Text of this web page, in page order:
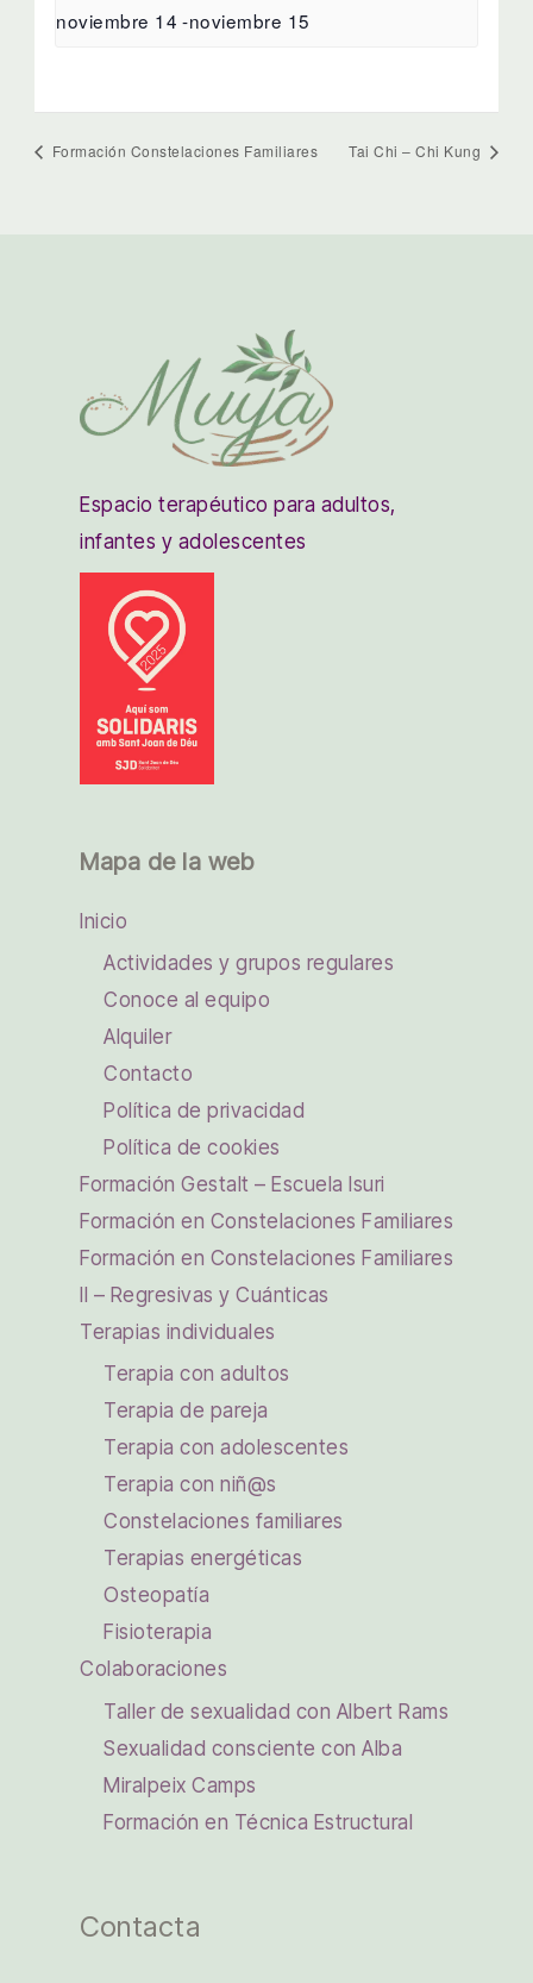
noviembre 14 -noviembre 15
Formación Constelaciones Familiares Tai Chi – Chi Kung
Espacio terapéutico para adultos,
infantes y adolescentes
Mapa de la web
Inicio
Actividades y grupos regulares
Conoce al equipo
Alquiler
Contacto
Política de privacidad
Política de cookies
Formación Gestalt – Escuela Isuri
Formación en Constelaciones Familiares
Formación en Constelaciones Familiares
II – Regresivas y Cuánticas
Terapias individuales
Terapia con adultos
Terapia de pareja
Terapia con adolescentes
Terapia con niñ@s
Constelaciones familiares
Terapias energéticas
Osteopatía
Fisioterapia
Colaboraciones
Taller de sexualidad con Albert Rams
Sexualidad consciente con Alba
Miralpeix Camps
Formación en Técnica Estructural
Contacta